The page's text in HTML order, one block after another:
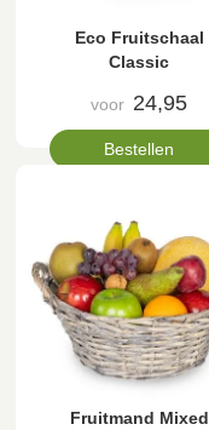
Eco Fruitschaal
Classic
voor 24,95
Bestellen
Fruitmand Mixed